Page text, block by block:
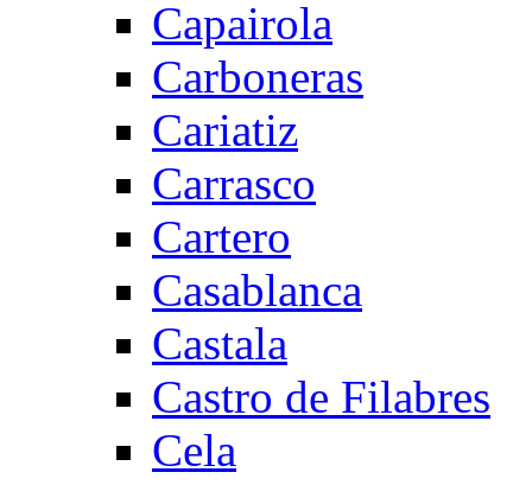
Capairola
Carboneras
Cariatiz
Carrasco
Cartero
Casablanca
Castala
Castro de Filabres
Cela